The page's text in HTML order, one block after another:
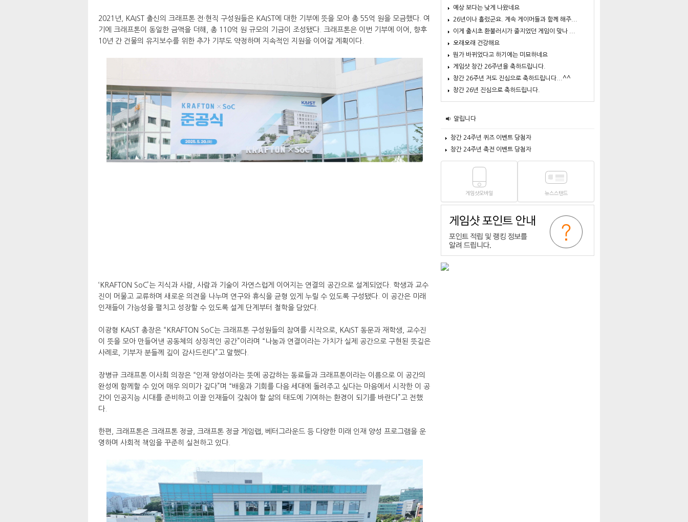
2021년, KAIST 출신의 크래프톤 전·현직 구성원들은 KAIST에 대한 기부에 뜻을 모아 총 55억 원을 모금했다. 여
기에 크래프톤이 동일한 금액을 더해, 총 110억 원 규모의 기금이 조성됐다. 크래프톤은 이번 기부에 이어, 향후
10년 간 건물의 유지보수를 위한 추가 기부도 약정하며 지속적인 지원을 이어갈 계획이다.
‘KRAFTON SoC’는 지식과 사람, 사람과 기술이 자연스럽게 이어지는 연결의 공간으로 설계되었다. 학생과 교수
진이 머물고 교류하며 새로운 의견을 나누며 연구와 휴식을 균형 있게 누릴 수 있도록 구성됐다. 이 공간은 미래
인재들이 가능성을 펼치고 성장할 수 있도록 설계 단계부터 철학을 담았다.
이광형 KAIST 총장은 “KRAFTON SoC는 크래프톤 구성원들의 참여를 시작으로, KAIST 동문과 재학생, 교수진
이 뜻을 모아 만들어낸 공동체의 상징적인 공간”이라며 “나눔과 연결이라는 가치가 실제 공간으로 구현된 뜻깊은
사례로, 기부자 분들께 깊이 감사드린다”고 말했다.
장병규 크래프톤 이사회 의장은 “인재 양성이라는 뜻에 공감하는 동료들과 크래프톤이라는 이름으로 이 공간의
완성에 함께할 수 있어 매우 의미가 깊다”며 “배움과 기회를 다음 세대에 돌려주고 싶다는 마음에서 시작한 이 공
간이 인공지능 시대를 준비하고 이끌 인재들이 갖춰야 할 삶의 태도에 기여하는 환경이 되기를 바란다”고 전했
다.
한편, 크래프톤은 크래프톤 정글, 크래프톤 정글 게임랩, 베터그라운드 등 다양한 미래 인재 양성 프로그램을 운
영하며 사회적 책임을 꾸준히 실천하고 있다.
예상 보다는 낮게 나왔네요
26년이나 흘렀군요. 계속 게이머들과 함께 해주...
이게 출시초 환불러시가 줄지었던 게임이 맞나 ...
오래오래 건강해요
뭔가 바뀌었다고 하기에는 미묘하네요
게임샷 창간 26주년을 축하드립니다.
창간 26주년 저도 진심으로 축하드립니다...^^
창간 26년 진심으로 축하드립니다.
알립니다
창간 24주년 퀴즈 이벤트 당첨자
창간 24주년 축전 이벤트 당첨자
게임샷모바일 뉴스스탠드